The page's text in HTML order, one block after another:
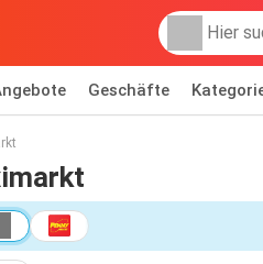
Geschäfte